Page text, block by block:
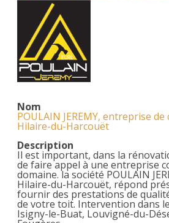
Nom
POULAIN JEREMY, entreprise
Hilaire-du-Harcouët
Description
Il est important, dans la
de faire appel à une entreprise
domaine. la société POULAIN
Hilaire-du-Harcouët, répond
fournir des prestations de
de votre toit. Intervention dans
Isigny-le-Buat, Louvigné-du-